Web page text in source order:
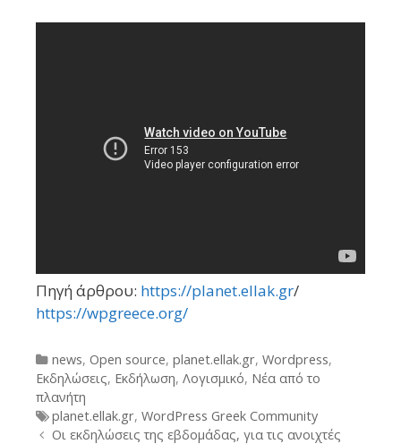
Πηγή άρθρου: https://planet.ellak.gr/
https://wpgreece.org/
Categories
news, Open source, planet.ellak.gr, Wordpress,
Εκδηλώσεις, Εκδήλωση, Λογισμικό, Νέα από το
πλανήτη
Tags
planet.ellak.gr, WordPress Greek Community
PostΟι εκδηλώσεις της εβδομάδας, για τις ανοιχτές